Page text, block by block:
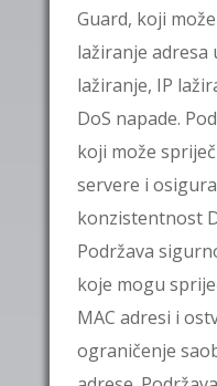
Guard, koji
lažiranje adresa
lažiranje, IP
DoS napade.
koji može
servere i
konzistentnost
Podržava
koje mogu
MAC adresi i
ograničenje